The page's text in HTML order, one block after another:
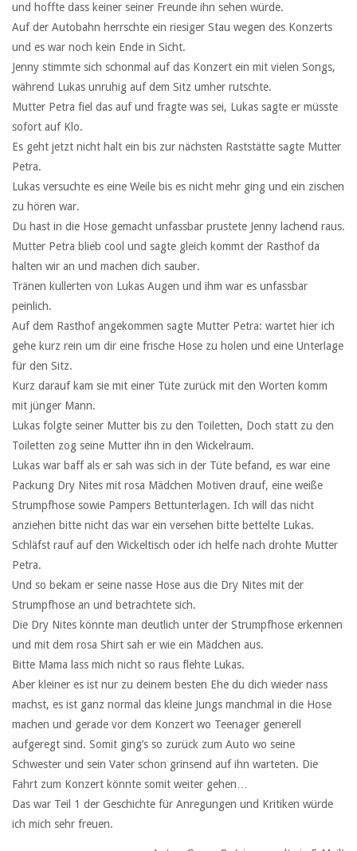
und hoffte dass keiner seiner Freunde ihn sehen würde.
Auf der Autobahn herrschte ein riesiger Stau wegen des Konzerts
und es war noch kein Ende in Sicht.
Jenny stimmte sich schonmal auf das Konzert ein mit vielen Songs,
während Lukas unruhig auf dem Sitz umher rutschte.
Mutter Petra fiel das auf und fragte was sei, Lukas sagte er müsste
sofort auf Klo.
Es geht jetzt nicht halt ein bis zur nächsten Raststätte sagte Mutter
Petra.
Lukas versuchte es eine Weile bis es nicht mehr ging und ein zischen
zu hören war.
Du hast in die Hose gemacht unfassbar prustete Jenny lachend raus.
Mutter Petra blieb cool und sagte gleich kommt der Rasthof da
halten wir an und machen dich sauber.
Tränen kullerten von Lukas Augen und ihm war es unfassbar
peinlich.
Auf dem Rasthof angekommen sagte Mutter Petra: wartet hier ich
gehe kurz rein um dir eine frische Hose zu holen und eine Unterlage
für den Sitz.
Kurz darauf kam sie mit einer Tüte zurück mit den Worten komm
mit jünger Mann.
Lukas folgte seiner Mutter bis zu den Toiletten, Doch statt zu den
Toiletten zog seine Mutter ihn in den Wickelraum.
Lukas war baff als er sah was sich in der Tüte befand, es war eine
Packung Dry Nites mit rosa Mädchen Motiven drauf, eine weiße
Strumpfhose sowie Pampers Bettunterlagen. Ich will das nicht
anziehen bitte nicht das war ein versehen bitte bettelte Lukas.
Schläfst rauf auf den Wickeltisch oder ich helfe nach drohte Mutter
Petra.
Und so bekam er seine nasse Hose aus die Dry Nites mit der
Strumpfhose an und betrachtete sich.
Die Dry Nites könnte man deutlich unter der Strumpfhose erkennen
und mit dem rosa Shirt sah er wie ein Mädchen aus.
Bitte Mama lass mich nicht so raus flehte Lukas.
Aber kleiner es ist nur zu deinem besten Ehe du dich wieder nass
machst, es ist ganz normal das kleine Jungs manchmal in die Hose
machen und gerade vor dem Konzert wo Teenager generell
aufgeregt sind. Somit ging’s so zurück zum Auto wo seine
Schwester und sein Vater schon grinsend auf ihn warteten. Die
Fahrt zum Konzert könnte somit weiter gehen…
Das war Teil 1 der Geschichte für Anregungen und Kritiken würde
ich mich sehr freuen.